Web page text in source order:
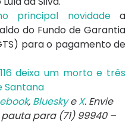
principal novidadea
do Fundo de Garantia
para o pagamento de
deixa um morto e três
Santana
, BlueskyeX. Envie
para (71) 99940 –